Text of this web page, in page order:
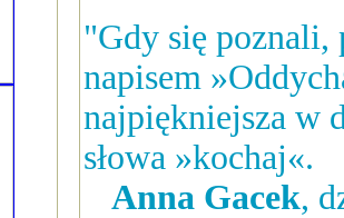
"Gdy się poznali,
napisem
najpiękniejsza w
słowa »kochaj«.
Anna Gacek,